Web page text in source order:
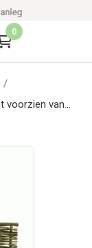
0
/
voorzien van